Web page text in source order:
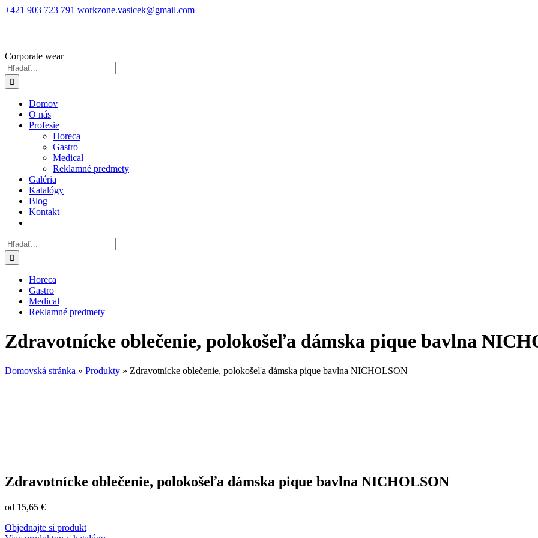
Skip
+421 903 723 791 workzone.vasicek@gmail.com
Corporate wear
Hľadať:
Domov
O nás
Profesie
Horeca
Gastro
Medical
Reklamné predmety
Galéria
Katalógy
Blog
Kontakt
Hľadať:
Horeca
Gastro
Medical
Reklamné predmety
Zdravotnícke oblečenie, polokošeľa dámska pique bavlna
Domovská stránka » Produkty » Zdravotnícke oblečenie, polokošeľa dámska pique bavlna NICHOLSON
Zdravotnícke oblečenie, polokošeľa dámska pique bavlna NICHOLSON
od 15,65 €
Objednajte si produkt